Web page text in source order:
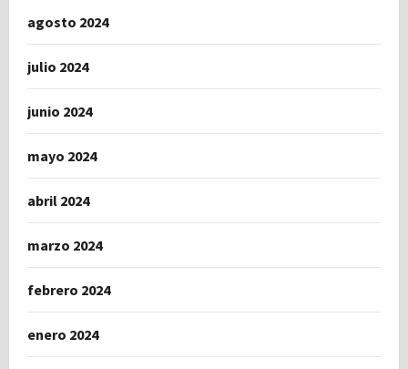
agosto 2024
julio 2024
junio 2024
mayo 2024
abril 2024
marzo 2024
febrero 2024
enero 2024